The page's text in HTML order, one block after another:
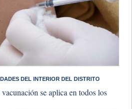
DEL INTERIOR DEL DISTRITO
se aplica en todos los